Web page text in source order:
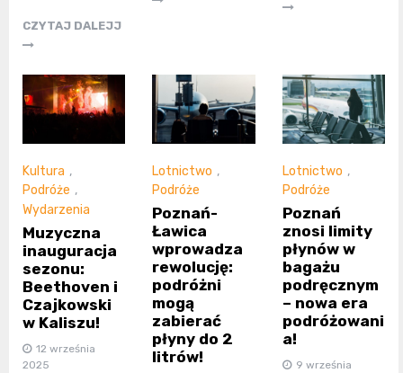
CZYTAJ DALEJJ
Kultura ,
Podróże ,
Wydarzenia
Muzyczna
inauguracja
sezonu:
Beethoven i
Czajkowski
w Kaliszu!
12 września
2025
Lotnictwo ,
Podróże
Poznań-
Ławica
wprowadza
rewolucję:
podróżni
mogą
zabierać
płyny do 2
litrów!
Lotnictwo ,
Podróże
Poznań
znosi limity
płynów w
bagażu
podręcznym
– nowa era
podróżowani
a!
9 września